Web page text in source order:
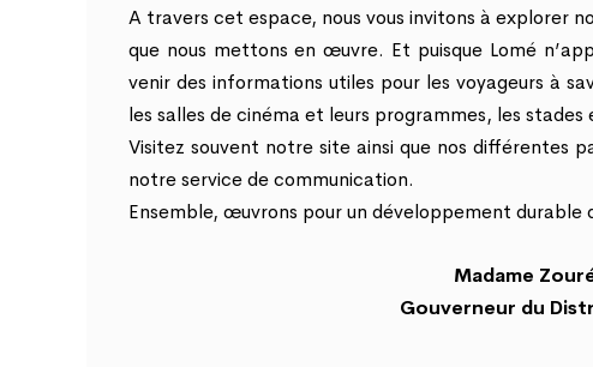
A travers cet espace, nous vous invitons à explorer
que nous mettons en œuvre. Et puisque Lomé
venir des informations utiles pour les voyageurs à
les salles de cinéma et leurs programmes, les stades
Visitez souvent notre site ainsi que nos différentes
notre service de communication.
Ensemble, œuvrons pour un développement durable
Madame
Gouverneur du